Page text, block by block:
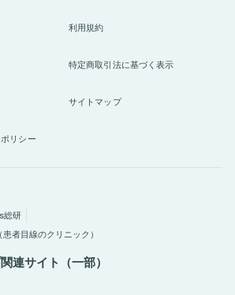
利用規約
特定商取引法に基づく表示
サイトマップ
リシー
総研
者目線のクリニック）
連サイト（一部）